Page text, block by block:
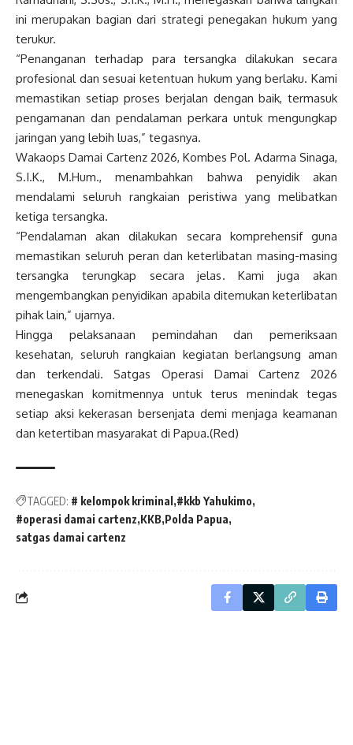
ini merupakan bagian dari strategi penegakan hukum yang
terukur.
“Penanganan terhadap para tersangka dilakukan secara
profesional dan sesuai ketentuan hukum yang berlaku. Kami
memastikan setiap proses berjalan dengan baik, termasuk
pengamanan dan pendalaman perkara untuk mengungkap
jaringan yang lebih luas,” tegasnya.
Wakaops Damai Cartenz 2026, Kombes Pol. Adarma Sinaga,
S.I.K., M.Hum., menambahkan bahwa penyidik akan
mendalami seluruh rangkaian peristiwa yang melibatkan
ketiga tersangka.
“Pendalaman akan dilakukan secara komprehensif guna
memastikan seluruh peran dan keterlibatan masing-masing
tersangka terungkap secara jelas. Kami juga akan
mengembangkan penyidikan apabila ditemukan keterlibatan
pihak lain,” ujarnya.
Hingga pelaksanaan pemindahan dan pemeriksaan
kesehatan, seluruh rangkaian kegiatan berlangsung aman
dan terkendali. Satgas Operasi Damai Cartenz 2026
menegaskan komitmennya untuk terus menindak tegas
setiap aksi kekerasan bersenjata demi menjaga keamanan
dan ketertiban masyarakat di Papua.(Red)
TAGGED: # kelompok kriminal #kkb Yahukimo
#operasi damai cartenz KKB Polda Papua
satgas damai cartenz